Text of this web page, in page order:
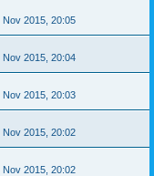
Nov 2015, 20:05
Nov 2015, 20:04
Nov 2015, 20:03
Nov 2015, 20:02
Nov 2015, 20:02